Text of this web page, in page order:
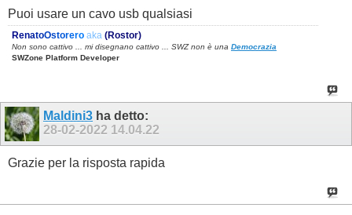
Puoi usare un cavo usb qualsiasi
RenatoOstorero aka (Rostor)
Non sono cattivo ... mi disegnano cattivo ... SWZ non è una Democrazia
SWZone Platform Developer
Maldini3 ha detto:
28-02-2022 14.04.22
Grazie per la risposta rapida